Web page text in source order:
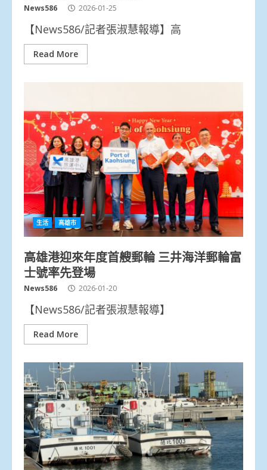
News586 2026-01-25
【News586/記者張淑慧報導】高
Read More
生活 高雄市
高雄港迎來年度首艘郵輪 三井海洋郵輪富
士號率先登場
News586 2026-01-20
【News586/記者張淑慧報導】
Read More